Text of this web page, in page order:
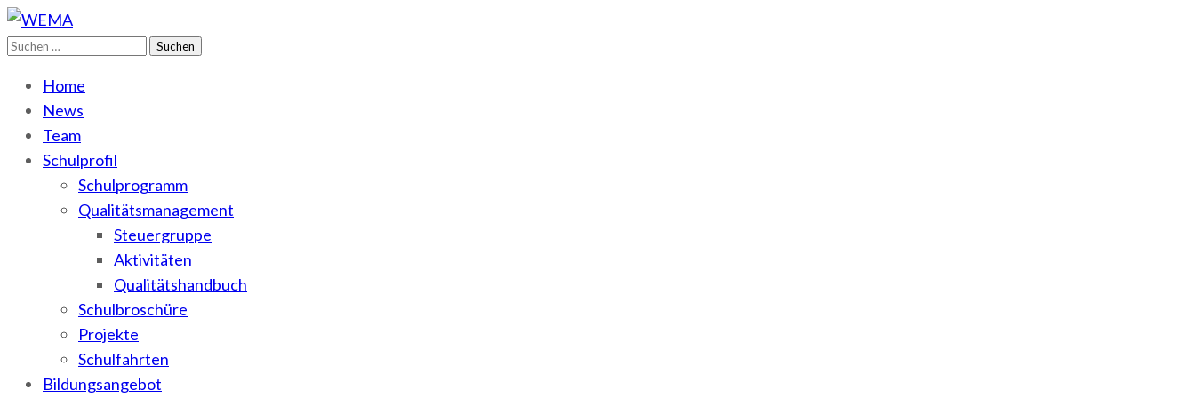
WEMA
BbS I des Salzlandkreises
Suchen
Home
News
Team
Schulprofil
Schulprogramm
Qualitätsmanagement
Steuergruppe
Aktivitäten
Qualitätshandbuch
Schulbroschüre
Projekte
Schulfahrten
Bildungsangebot